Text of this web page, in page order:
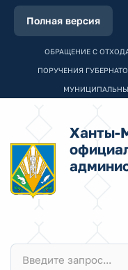
Полная версия
ОБРАЩЕНИЕ С
ПОРУЧЕНИЯ
Ханты-